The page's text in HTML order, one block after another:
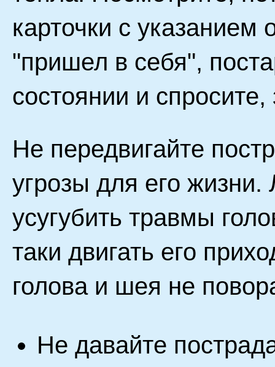
карточки с указанием
"пришел в себя",
состоянии и
Не передвигайте
угрозы для его
усугубить травмы
таки двигать его
голова и шея не
Не давайте